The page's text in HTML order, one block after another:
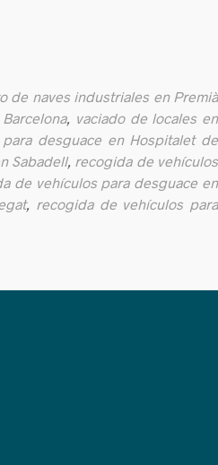
de naves industriales en Premià
, vaciado de locales en
desguace en Hospitalet de
Sabadell, recogida de vehículos
de vehículos para desguace en
, recogida de vehículos para